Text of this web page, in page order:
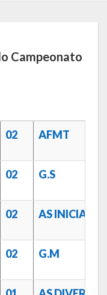
Campeonato
02 AFMT
02 G.S
02 AS
02 G.M